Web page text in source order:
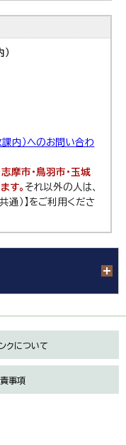
内）へのお問い合わ
摩市・鳥羽市・玉城
す。それ以外の人は、
通）】をご利用くださ
クについて
事項